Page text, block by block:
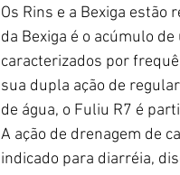
Os Rins e a Bexiga
da Bexiga é o acúmulo
caracterizados por
sua dupla ação de
de água, o Fuliu R7 é
A ação de drenagem de
indicado para diarréia,